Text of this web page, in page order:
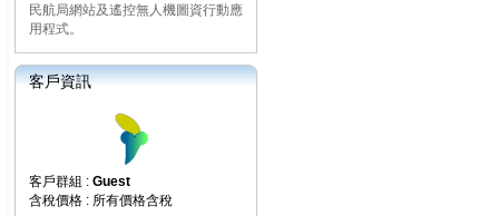
民航局網站及遙控無人機圖資行動應
用程式。
客戶資訊
客戶群組 : Guest
含稅價格 : 所有價格含稅